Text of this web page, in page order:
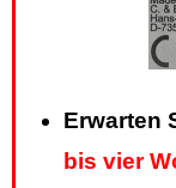
Erwarten
bis vier